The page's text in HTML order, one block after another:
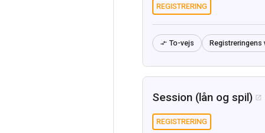
REGISTRERING
 To-vejs Registreringens
Session (lån og spil) 
REGISTRERING